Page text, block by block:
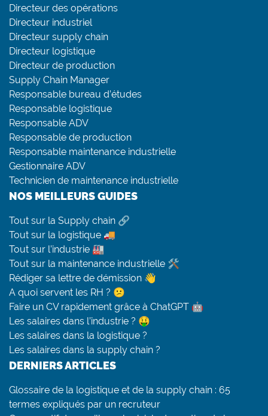
Directeur des opérations
Directeur industriel
Directeur supply chain
Directeur logistique
Directeur de production
Supply Chain Manager
Responsable bureau d’études
Responsable logistique
Responsable ADV
Responsable de production
Responsable maintenance industrielle
Gestionnaire ADV
Technicien de maintenance industrielle
NOS MEILLEURS GUIDES
Tout sur la Supply chain 🔗
Tout sur la logistique 🚚
Tout sur l’industrie 🏭
Tout sur la maintenance industrielle 🛠
Rédiger sa lettre de démission 👋
A quoi servent les RH ? 😕
Faire un CV rapidement grâce à ChatGPT 🤖
Les salaires dans l’industrie ? 🤑
Les salaires dans la logistique ?
Les salaires dans la supply chain ?
DERNIERS ARTICLES
Glossaire de la logistique et de la supply chain : 65
termes expliqués par un recruteur